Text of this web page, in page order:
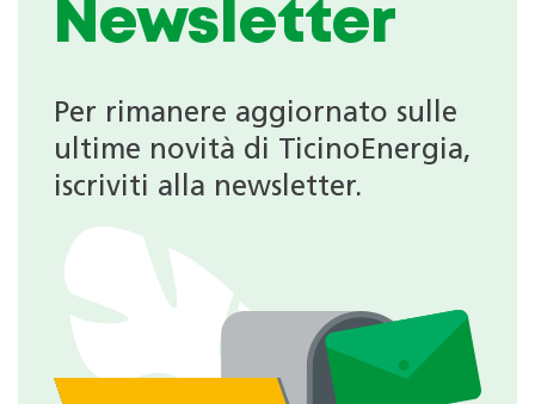
Newsletter
Per rimanere aggiornato sulle
ultime novità di TicinoEnergia,
iscriviti alla newsletter.